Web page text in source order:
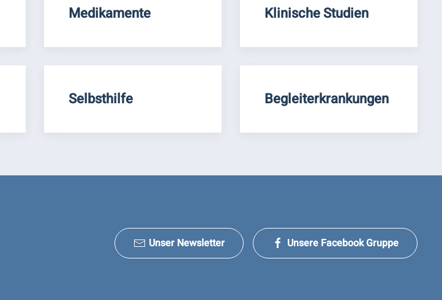
Medikamente Klinische Studien
Selbsthilfe Begleiterkrankungen
Unser Newsletter Unsere Facebook Gruppe